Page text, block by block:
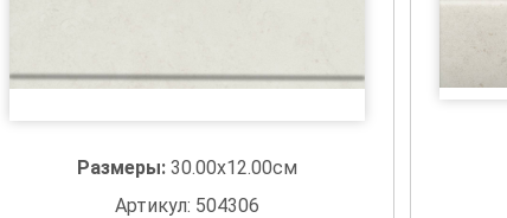
Размеры: 30.00x12.00см
Артикул: 504306